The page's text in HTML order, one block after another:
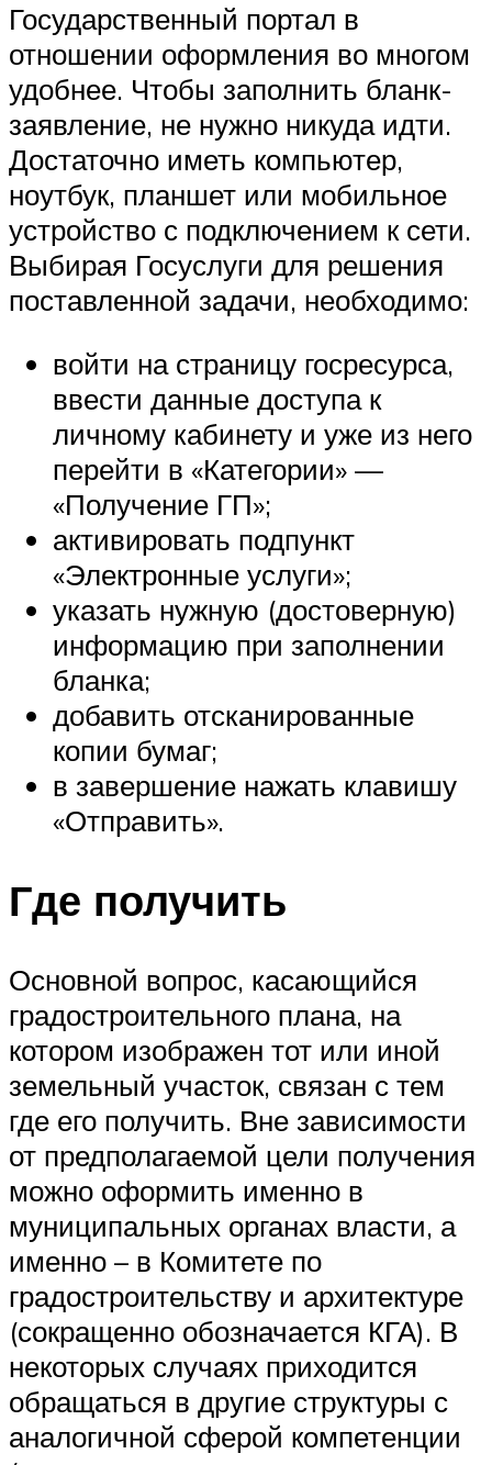
Государственный портал в
отношении оформления во многом
удобнее. Чтобы заполнить бланк-
заявление, не нужно никуда идти.
Достаточно иметь компьютер,
ноутбук, планшет или мобильное
устройство с подключением к сети.
Выбирая Госуслуги для решения
поставленной задачи, необходимо:
войти на страницу госресурса,
ввести данные доступа к
личному кабинету и уже из него
перейти в «Категории» —
«Получение ГП»;
активировать подпункт
«Электронные услуги»;
указать нужную (достоверную)
информацию при заполнении
бланка;
добавить отсканированные
копии бумаг;
в завершение нажать клавишу
«Отправить».
Где получить
Основной вопрос, касающийся
градостроительного плана, на
котором изображен тот или иной
земельный участок, связан с тем
где его получить. Вне зависимости
от предполагаемой цели получения
можно оформить именно в
муниципальных органах власти, а
именно – в Комитете по
градостроительству и архитектуре
(сокращенно обозначается КГА). В
некоторых случаях приходится
обращаться в другие структуры с
аналогичной сферой компетенции